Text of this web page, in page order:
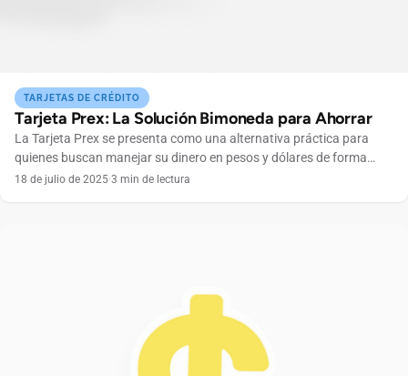
TARJETAS DE CRÉDITO
Tarjeta Prex: La Solución Bimoneda para Ahorrar
La Tarjeta Prex se presenta como una alternativa práctica para
quienes buscan manejar su dinero en pesos y dólares de forma
simple y sin complicaciones. Pensada para el día a día y el ahorro,
18 de julio de 2025·3 min de lectura